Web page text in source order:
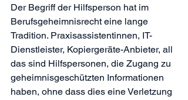
Der Begriff der Hilfsperson hat im
Berufsgeheimnisrecht eine lange
Tradition. Praxisassistentinnen, IT-
Dienstleister, Kopiergeräte-Anbieter, all
das sind Hilfspersonen, die Zugang zu
geheimnisgeschützten Informationen
haben, ohne dass dies eine Verletzung